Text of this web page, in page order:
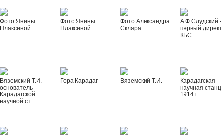
Фото Янины
Плаксиной
Фото Янины
Плаксиной
Фото Александра
Скляра
А.Ф Слудский
первый
КБС
Вяземский Т.И. -
основатель
Карадагской
научной ст
Гора Карадаг Вяземский Т.И.
Карадагская
научная
1914 г.